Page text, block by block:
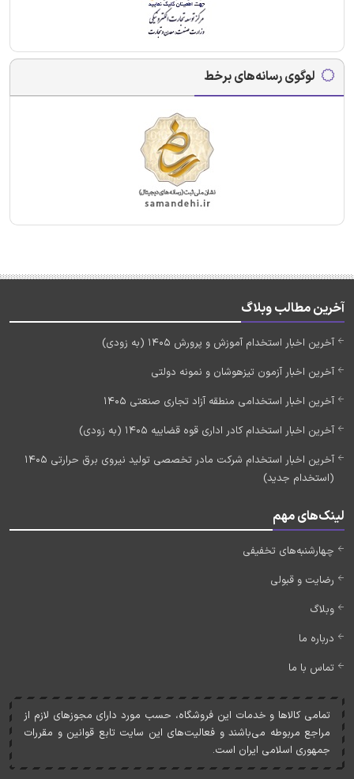
لوگوی رسانه‌های برخط
آخرین مطالب وبلاگ
آخرین اخبار استخدام آموزش و پرورش 1405 (به زودی)
آخرین اخبار آزمون تیزهوشان و نمونه دولتی
آخرین اخبار استخدامی منطقه آزاد تجاری صنعتی 1405
آخرین اخبار استخدام کادر اداری قوه قضاییه 1405 (به زودی)
آخرین اخبار استخدام شرکت مادر تخصصی تولید نیروی برق حرارتی 1405
(استخدام جدید)
لینک‌های مهم
چهارشنبه‌های تخفیفی
رضایت و قبولی
وبلاگ
درباره ما
تماس با ما
تمامی کالاها و خدمات اين فروشگاه، حسب مورد دارای مجوزهای لازم از
مراجع مربوطه می‌باشند و فعاليت‌های اين سايت تابع قوانين و مقررات
جمهوری اسلامی ايران است.